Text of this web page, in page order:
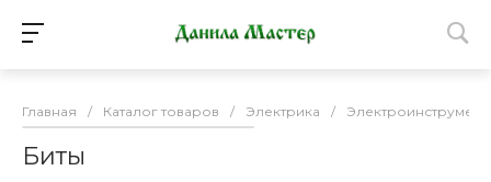
Главная / Каталог товаров / Электрика / Электроинструмент
Биты